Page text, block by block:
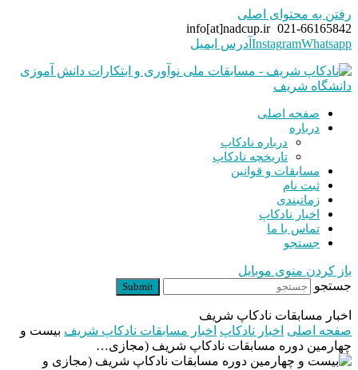
رفتن به محتوای اصلی
021-66165842
info[at]nadcup.ir
InstagramWhatsapp آدرس ایمیل
صفحه اصلی
درباره
درباره نادکاپ
تاریخچه نادکاپ
مسابقات و قوانین
ثبت نام
زمانبندی
اخبار نادکاپ
تماس با ما
جستجو
باز کردن منوی موبایل
جستجو
Submit
اخبار مسابقات نادکاپ شریف
صفحه اصلی اخبار نادکاپ اخبار مسابقات نادکاپ شریف بیست و
چهارمین دوره مسابقات نادکاپ شریف (مجازی…